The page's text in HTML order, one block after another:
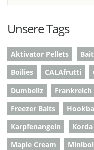
Unsere Tags
Aktivator Pellets
Boilies
CALAfrutti
Dumbellz
Frankreich
Freezer Baits
Karpfenangeln
Korda
Maple Cream